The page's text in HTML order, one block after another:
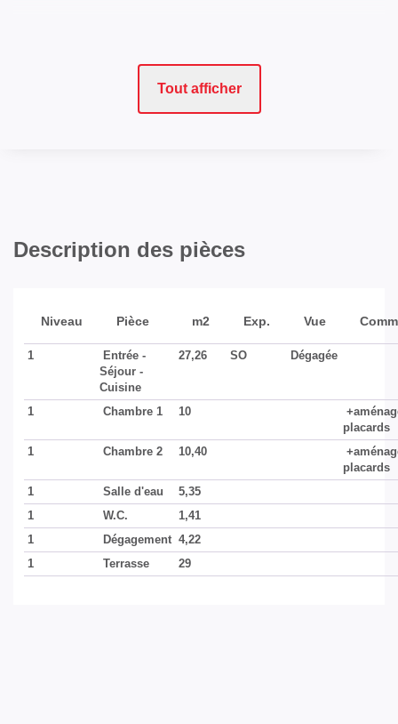
Tout afficher
Description des pièces
Niveau Pièce m2 Exp. Vue
1
Entrée -
Séjour -
Cuisine
27,26 SO Dégagée
1 Chambre 1 10
placards
1
Chambre 2 10,40
placards
1
Salle d'eau
5,35
1
W.C.
1,41
1
Dégagement 4,22
1
Terrasse 29